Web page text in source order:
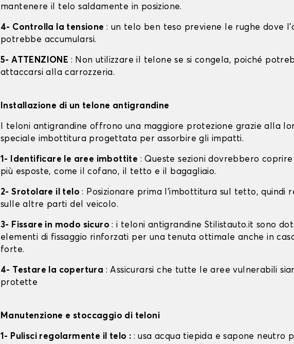
mantenere il telo saldamente in posizione.
4- Controlla la tensione : un telo ben teso previene le rughe dove
potrebbe accumularsi.
5- ATTENZIONE : Non utilizzare il telone se si congela, poiché
attaccarsi alla carrozzeria.
Installazione di un telone antigrandine
I teloni antigrandine offrono una maggiore protezione grazie alla
speciale imbottitura progettata per assorbire gli impatti.
1- Identificare le aree imbottite : Queste sezioni dovrebbero
più esposte, come il cofano, il tetto e il bagagliaio.
2- Srotolare il telo: Posizionare prima l'imbottitura sul tetto, quindi
sulle altre parti del veicolo.
3- Fissare in modo sicuro: i teloni antigrandine Stilistauto.it sono
elementi di fissaggio rinforzati per una tenuta ottimale anche in
forte.
4- Testare la copertura : Assicurarsi che tutte le aree vulnerabili
protette
Manutenzione e stoccaggio di teloni
1- Pulisci regolarmente il telo : : usa acqua tiepida e sapone neutro